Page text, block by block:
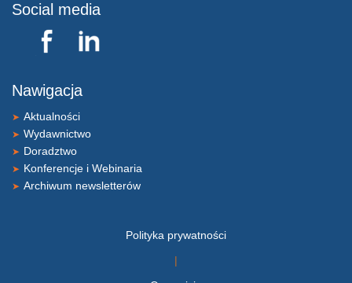
Social media
Nawigacja
➤ Aktualności
➤ Wydawnictwo
➤ Doradztwo
➤ Konferencje i Webinaria
➤ Archiwum newsletterów
Polityka prywatności
|